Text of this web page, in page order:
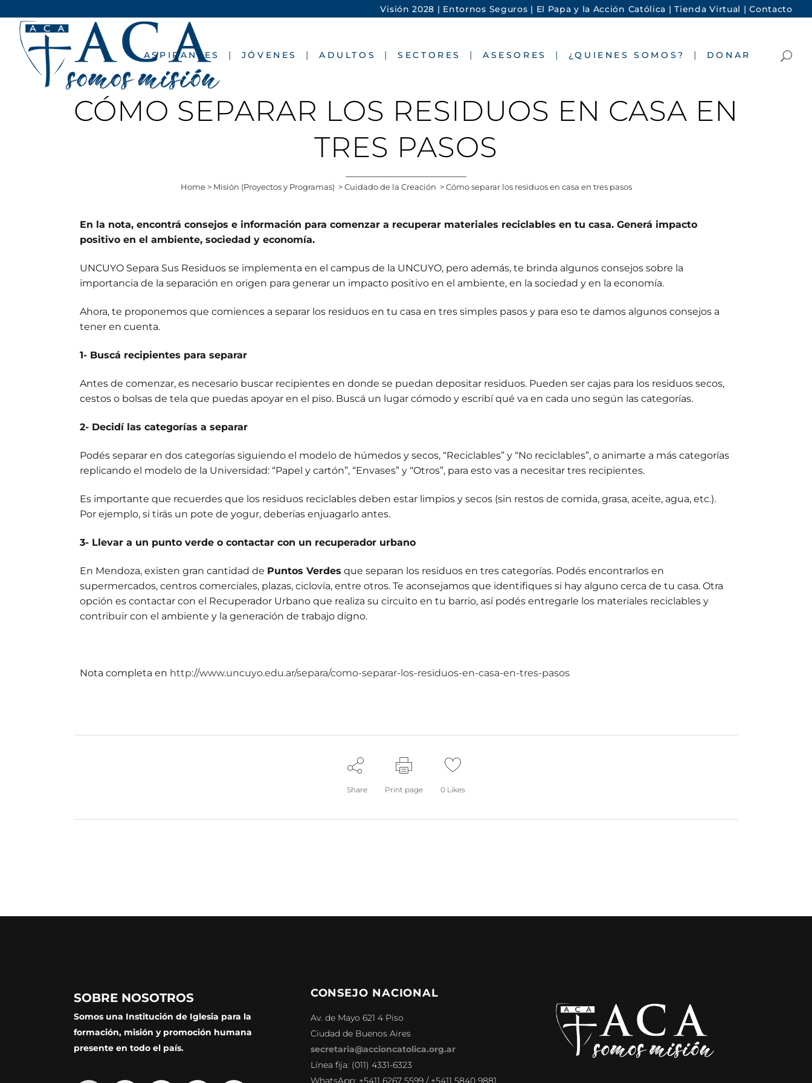
Visión 2028 | Entornos Seguros | El Papa y la Acción Católica |Tienda Virtual |Contacto
ASPIRANTES JÓVENES ADULTOS SECTORES ASESORES ¿QUIENES SOMOS? DONAR
CÓMO SEPARAR LOS RESIDUOS EN CASA EN
TRES PASOS
Home> Misión (Proyectos y Programas) >Cuidado de la Creación >Cómo separar los residuos en casa en tres pasos
En la nota, encontrá consejos e información para comenzar a recuperar materiales reciclables en tu casa. Generá impacto
positivo en el ambiente, sociedad y economía.
UNCUYO Separa Sus Residuos se implementa en el campus de la UNCUYO, pero además, te brinda algunos consejos sobre la
importancia de la separación en origen para generar un impacto positivo en el ambiente, en la sociedad y en la economía.
Ahora, te proponemos que comiences a separar los residuos en tu casa en tres simples pasos y para eso te damos algunos consejos a
tener en cuenta.
1- Buscá recipientes para separar
Antes de comenzar, es necesario buscar recipientes en donde se puedan depositar residuos. Pueden ser cajas para los residuos secos,
cestos o bolsas de tela que puedas apoyar en el piso. Buscá un lugar cómodo y escribí qué va en cada uno según las categorías.
2- Decidí las categorías a separar
Podés separar en dos categorías siguiendo el modelo de húmedos y secos, “Reciclables” y “No reciclables”, o animarte a más categorías
replicando el modelo de la Universidad: “Papel y cartón”, “Envases” y “Otros”, para esto vas a necesitar tres recipientes.
Es importante que recuerdes que los residuos reciclables deben estar limpios y secos (sin restos de comida, grasa, aceite, agua, etc.).
Por ejemplo, si tirás un pote de yogur, deberías enjuagarlo antes.
3- Llevar a un punto verde o contactar con un recuperador urbano
En Mendoza, existen gran cantidad de Puntos Verdes que separan los residuos en tres categorías. Podés encontrarlos en
supermercados, centros comerciales, plazas, ciclovía, entre otros. Te aconsejamos que identifiques si hay alguno cerca de tu casa. Otra
opción es contactar con el Recuperador Urbano que realiza su circuito en tu barrio, así podés entregarle los materiales reciclables y
contribuir con el ambiente y la generación de trabajo digno.
Nota completa en http://www.uncuyo.edu.ar/separa/como-separar-los-residuos-en-casa-en-tres-pasos
Share Print page 0 Likes
SOBRE NOSOTROS
Somos una Institución de Iglesia para la
formación, misión y promoción humana
presente en todo el país.
CONSEJO NACIONAL
Av. de Mayo 621 4 Piso
Ciudad de Buenos Aires
secretaria@accioncatolica.org.ar
Línea fija: (011) 4331-6323
WhatsApp: +5411 6267 5599 / +5411 5840 9881